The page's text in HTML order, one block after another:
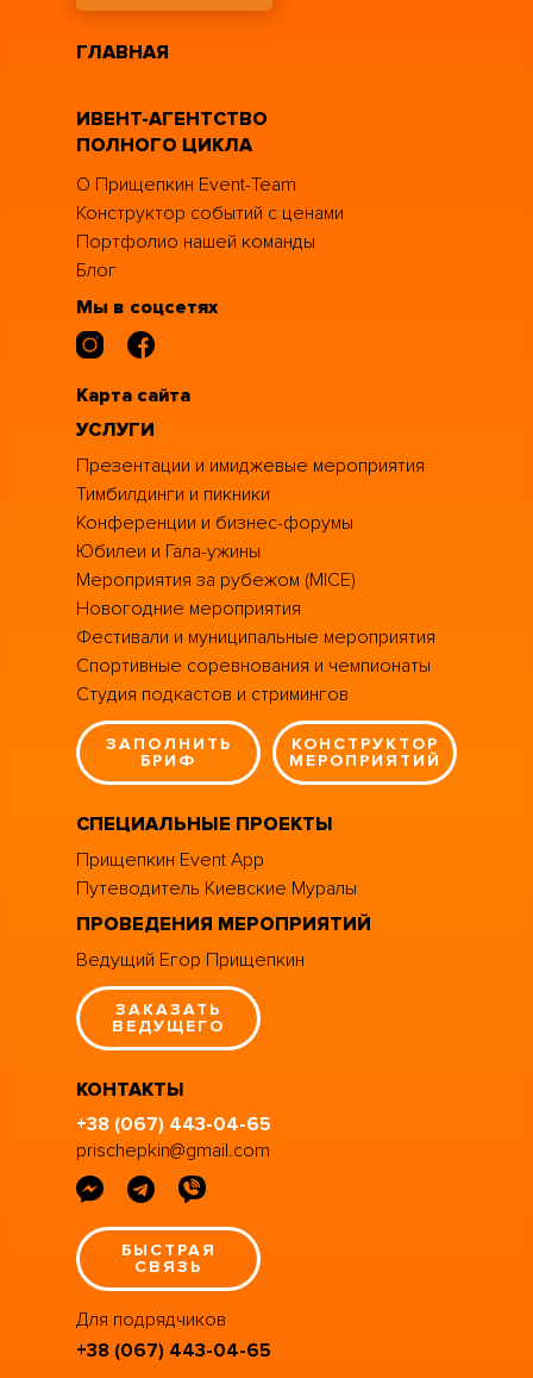
ГЛАВНАЯ
ИВЕНТ-АГЕНТСТВО
ПОЛНОГО ЦИКЛА
О Прищепкин Event-Team
Конструктор событий с ценами
Портфолио нашей команды
Блог
Мы в соцсетях
Карта сайта
УСЛУГИ
Презентации и имиджевые мероприятия
Тимбилдинги и пикники
Конференции и бизнес-форумы
Юбилеи и Гала-ужины
Мероприятия за рубежом (MICE)
Новогодние мероприятия
Фестивали и муниципальные мероприятия
Спортивные соревнования и чемпионаты
Студия подкастов и стримингов
ЗАПОЛНИТЬ
БРИФ
КОНСТРУКТОР
МЕРОПРИЯТИЙ
СПЕЦИАЛЬНЫЕ ПРОЕКТЫ
Прищепкин Event App
Путеводитель Киевские Муралы
ПРОВЕДЕНИЯ МЕРОПРИЯТИЙ
Ведущий Егор Прищепкин
ЗАКАЗАТЬ
ВЕДУЩЕГО
КОНТАКТЫ
+38 (067) 443-04-65
prischepkin@gmail.com
БЫСТРАЯ
СВЯЗЬ
Для подрядчиков
+38 (067) 443-04-65